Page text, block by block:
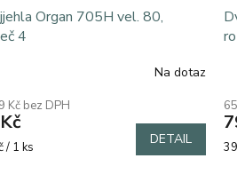
Organ 705H vel. 80,
4
Na dotaz
Kč bez DPH
/ 1 ks DETAIL
je
5,0